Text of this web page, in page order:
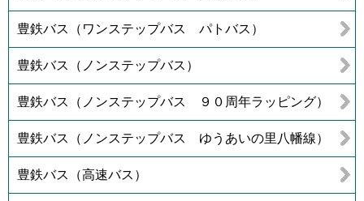
豊鉄バス（ワンステップバス パトバス）
豊鉄バス（ノンステップバス）
豊鉄バス（ノンステップバス ９０周年ラッピング）
豊鉄バス（ノンステップバス ゆうあいの里八幡線）
豊鉄バス（高速バス）